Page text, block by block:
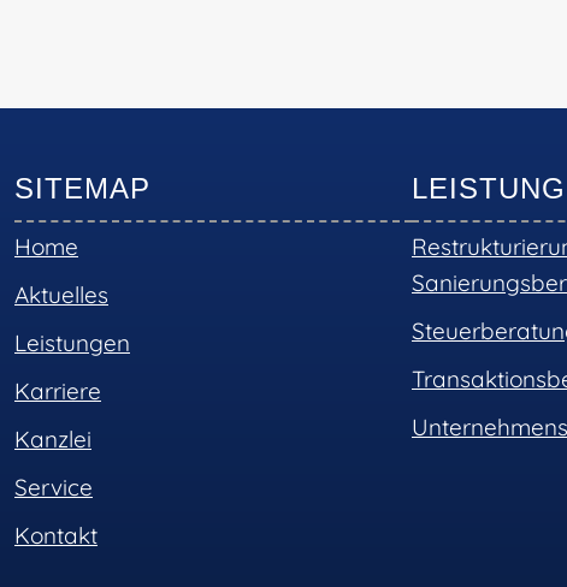
SITEMAP
Home
Aktuelles
Leistungen
Karriere
Kanzlei
Service
Kontakt